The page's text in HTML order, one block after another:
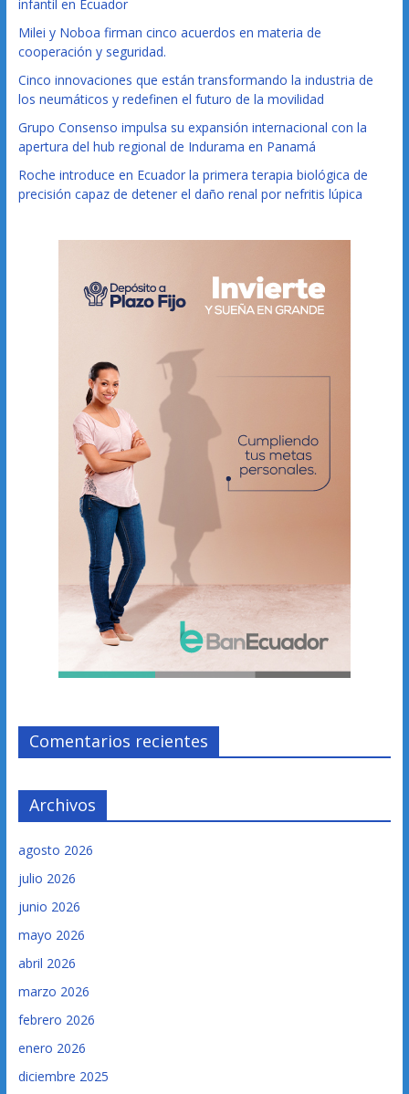
infantil en Ecuador
Milei y Noboa firman cinco acuerdos en materia de
cooperación y seguridad.
Cinco innovaciones que están transformando la industria de
los neumáticos y redefinen el futuro de la movilidad
Grupo Consenso impulsa su expansión internacional con la
apertura del hub regional de Indurama en Panamá
Roche introduce en Ecuador la primera terapia biológica de
precisión capaz de detener el daño renal por nefritis lúpica
Comentarios recientes
Archivos
agosto 2026
julio 2026
junio 2026
mayo 2026
abril 2026
marzo 2026
febrero 2026
enero 2026
diciembre 2025